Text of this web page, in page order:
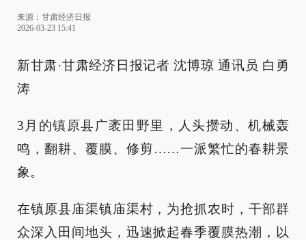
来源： 甘肃经济日报
2026-03-23 15:41
新甘肃·甘肃经济日报记者 沈博琼 通讯员 白勇
涛
3月的镇原县广袤田野里，人头攒动、机械轰
鸣，翻耕、覆膜、修剪……一派繁忙的春耕景
象。
在镇原县庙渠镇庙渠村，为抢抓农时，干部群
众深入田间地头，迅速掀起春季覆膜热潮，以